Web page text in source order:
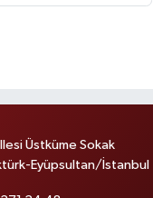
Üstküme Sokak
Eyüpsultan/İstanbul